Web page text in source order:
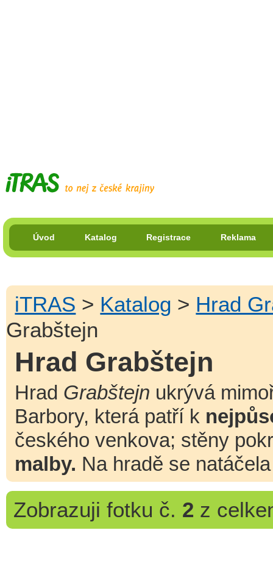
Úvod Katalog Registrace Reklama
iTRAS > Katalog > Hrad
Grabštejn
Hrad Grabštejn
Hrad Grabštejn ukrývá
Barbory, která patří k
českého venkova; stěny
malby. Na hradě se
Zobrazuji fotku č. 2 z